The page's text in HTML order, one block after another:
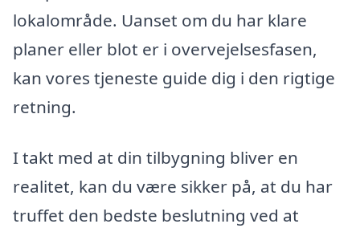
lokalområde. Uanset om du har klare
planer eller blot er i overvejelsesfasen,
kan vores tjeneste guide dig i den rigtige
retning.
I takt med at din tilbygning bliver en
realitet, kan du være sikker på, at du har
truffet den bedste beslutning ved at